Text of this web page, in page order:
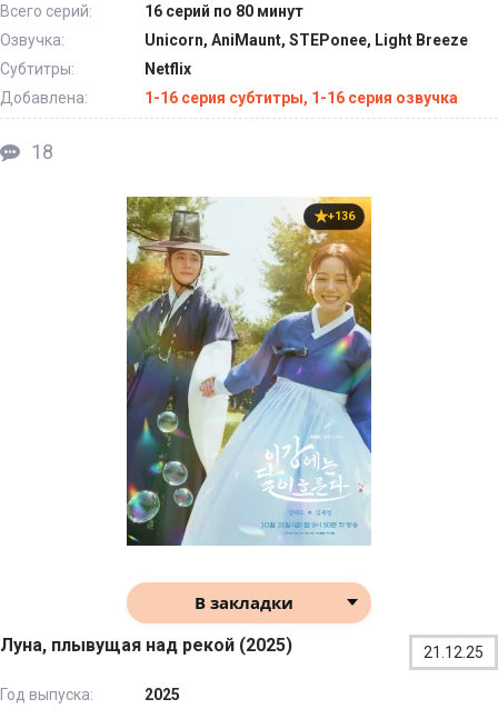
Всего серий:
16 серий по 80 минут
Озвучка:
Unicorn, AniMaunt, STEPonee, Light Breeze
Субтитры:
Netflix
Добавлена:
1-16 серия субтитры, 1-16 серия озвучка
18
+136
В закладки
Луна, плывущая над рекой (2025) 21.12.25
Год выпуска: 2025